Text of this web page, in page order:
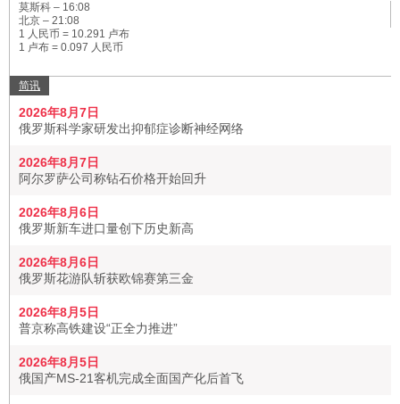
莫斯科 – 16:08
北京 – 21:08
1 人民币 = 10.291 卢布
1 卢布 = 0.097 人民币
简讯
2026年8月7日
俄罗斯科学家研发出抑郁症诊断神经网络
2026年8月7日
阿尔罗萨公司称钻石价格开始回升
2026年8月6日
俄罗斯新车进口量创下历史新高
2026年8月6日
俄罗斯花游队斩获欧锦赛第三金
2026年8月5日
普京称高铁建设“正全力推进”
2026年8月5日
俄国产MS-21客机完成全面国产化后首飞